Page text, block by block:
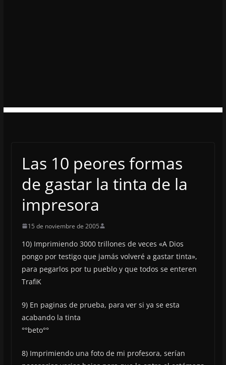
Las 10 peores formas
de gastar la tinta de la
impresora
15 de noviembre de 2005
10) Imprimiendo 3000 trillones de veces «A Dios
pongo por testigo que jamás volveré a gastar tinta»,
para pegarlos por tu pueblo y que todos se enteren
TrafiK
9) En paginas de prueba, para ver si ya se esta
acabando la tinta
°°beto°°
8) Imprimiendo una foto de mi profesora, serían